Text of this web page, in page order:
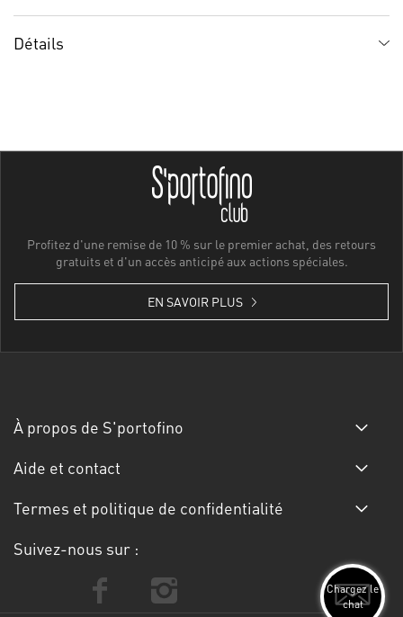
Détails
Profitez d'une remise de 10 % sur le premier achat, des retours
gratuits et d'un accès anticipé aux actions spéciales.
EN SAVOIR PLUS
À propos de S'portofino
Aide et contact
Termes et politique de confidentialité
Suivez-nous sur :
Chargez le
chat